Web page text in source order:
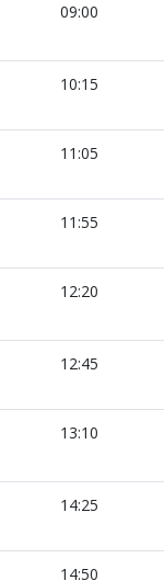
09:00
10:15
11:05
11:55
12:20
12:45
13:10
14:25
14:50